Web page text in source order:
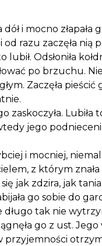
dół i mocno złapała
razu zaczęła nią
lubił. Odsłoniła
po brzuchu.
Zaczęła pieścić
zaskoczyła. Lubiła
jego
i mocniej, niemal
z którym
jak zdzira, jak
go sobie do
długo tak nie
go z ust. Jego
przyjemności